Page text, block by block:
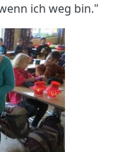
ich weg bin."